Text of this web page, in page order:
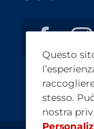
Questo
stesso.
nostra